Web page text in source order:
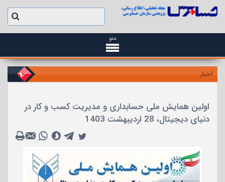
منو
اخبار
اولین همایش ملی حسابداری و مدیریت کسب و کار در
دنیای دیجیتال، 28 اردیبهشت 1403